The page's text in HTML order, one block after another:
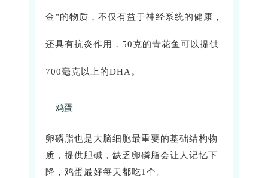
金”的物质，不仅有益于神经系统的健康，
还具有抗炎作用，50克的青花鱼可以提供
700毫克以上的DHA。
鸡蛋
卵磷脂也是大脑细胞最重要的基础结构物
质，提供胆碱，缺乏卵磷脂会让人记忆下
降，鸡蛋最好每天都吃1个。